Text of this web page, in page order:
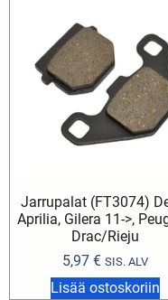
Jarrupalat (FT3074)
Aprilia, Gilera 11->,
Drac/Rieju
5,97 € SIS. ALV
Lisää ostoskoriin